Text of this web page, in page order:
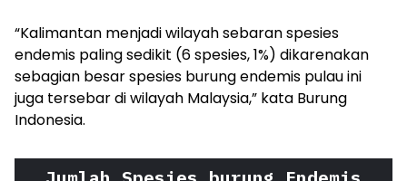
“Kalimantan menjadi wilayah sebaran spesies
endemis paling sedikit (6 spesies, 1%) dikarenakan
sebagian besar spesies burung endemis pulau ini
juga tersebar di wilayah Malaysia,” kata Burung
Indonesia.